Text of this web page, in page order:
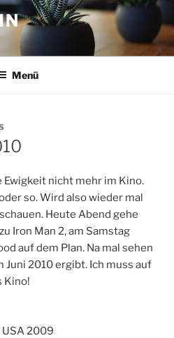
Menü
Ewigkeit nicht mehr im Kino.
so. Wird also wieder mal
Heute Abend gehe
Iron Man 2, am Samstag
auf dem Plan. Na mal sehen
Juni 2010 ergibt. Ich muss auf
Kino!
2009